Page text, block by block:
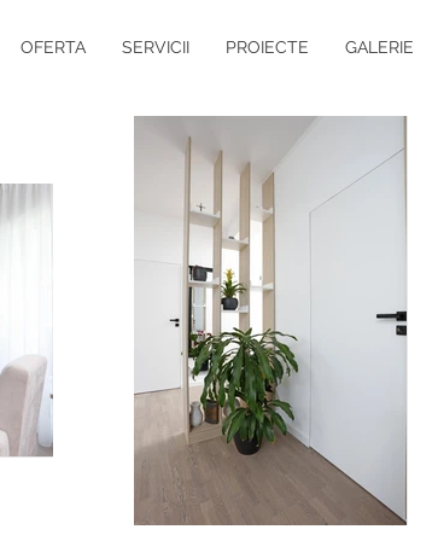
OFERTA SERVICII PROIECTE GALERIE